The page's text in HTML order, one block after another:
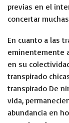
previas en el
concertar
En cuanto a las
eminentemente
en su
transpirado
transpirado De
vida,
abundancia en